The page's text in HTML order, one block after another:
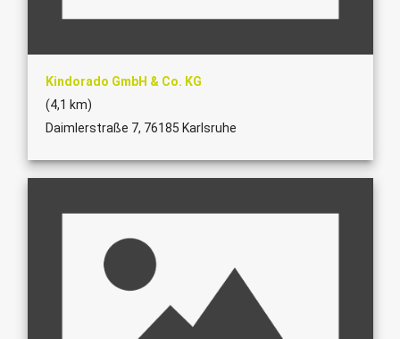
Kindorado GmbH & Co. KG
(4,1 km)
Daimlerstraße 7, 76185 Karlsruhe